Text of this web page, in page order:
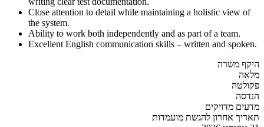
Close attention to detail while maintaining a holistic view of
the system.
Ability to work both independently and as part of a team.
Excellent English communication skills – written and spoken.
היקף משרה
מלאה
פקולטה
הנדסה
מדעים מדויקים
תאריך אחרון להגשת מועמדות